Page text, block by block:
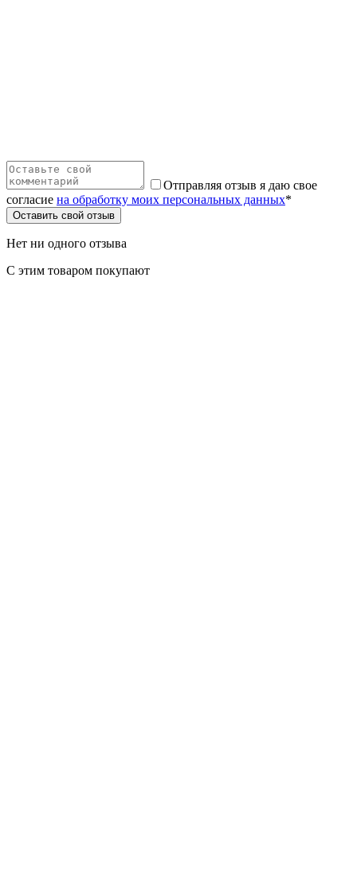
Отправляя отзыв я даю свое
согласие на обработку моих персональных данных*
Оставить свой отзыв
Нет ни одного отзыва
С этим товаром покупают